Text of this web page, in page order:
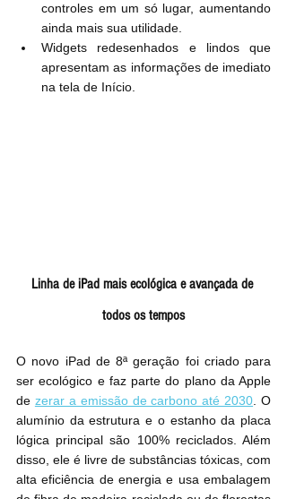
controles em um só lugar, aumentando
ainda mais sua utilidade.
Widgets redesenhados e lindos que
apresentam as informações de imediato
na tela de Início.
Linha de iPad mais ecológica e avançada de
todos os tempos
O novo iPad de 8ª geração foi criado para
ser ecológico e faz parte do plano da Apple
de zerar a emissão de carbono até 2030 . O
alumínio da estrutura e o estanho da placa
lógica principal são 100% reciclados. Além
disso, ele é livre de substâncias tóxicas, com
alta eficiência de energia e usa embalagem